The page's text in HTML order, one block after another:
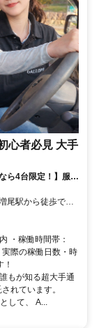
心者必見 大手
ら4台限定！】服
軽貨物ドライバ
徒歩で約6分
・稼働時間帯：
際の稼働日数・時
もが知る超大手通
れています。
して、 A...